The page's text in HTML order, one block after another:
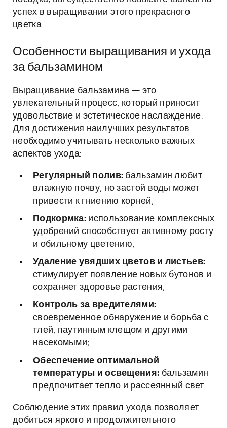
успех в выращивании этого прекрасного
цветка.
Особенности выращивания и ухода
за бальзамином
Выращивание бальзамина — это
увлекательный процесс, который приносит
удовольствие и эстетическое наслаждение.
Для достижения наилучших результатов
необходимо учитывать несколько важных
аспектов ухода:
Регулярный полив: бальзамин любит
влажную почву, но застой воды может
привести к гниению корней;
Подкормка: использование комплексных
удобрений способствует активному росту
и обильному цветению;
Удаление увядших цветов и листьев:
стимулирует появление новых бутонов и
сохраняет здоровье растения;
Контроль за вредителями:
своевременное обнаружение и борьба с
тлей, паутинным клещом и другими
насекомыми;
Обеспечение оптимальной
температуры и освещения: бальзамин
предпочитает тепло и рассеянный свет.
Соблюдение этих правил ухода позволяет
добиться яркого и продолжительного